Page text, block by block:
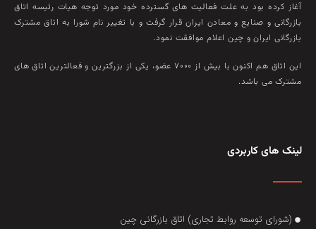
آغاز کرده بود به علت فعاليت‌ های گسترده خود مورد توجه هيات رئيسه اتاق
بازرگانی و صنايع و معادن ايران قرار گرفت و با تغيير نام شورا به اتاق مشترک
بازرگانی ايران و چين اعلام موافقت نمود.
این اتاق هم‌ اکنون با بيش از ۷۰۰۰ عضو، يکی از بزرگترين و فعالترين اتاق‌ های
مشترک می باشد.
لینک های کاربردی
(شورای توسعه روابط تجاری) اتاق بازرگانی چین